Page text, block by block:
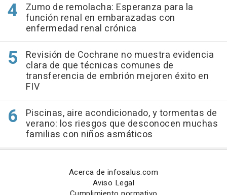
Zumo de remolacha: Esperanza para la
función renal en embarazadas con
enfermedad renal crónica
Revisión de Cochrane no muestra evidencia
clara de que técnicas comunes de
transferencia de embrión mejoren éxito en
FIV
Piscinas, aire acondicionado, y tormentas de
verano: los riesgos que desconocen muchas
familias con niños asmáticos
Acerca de infosalus.com
Aviso Legal